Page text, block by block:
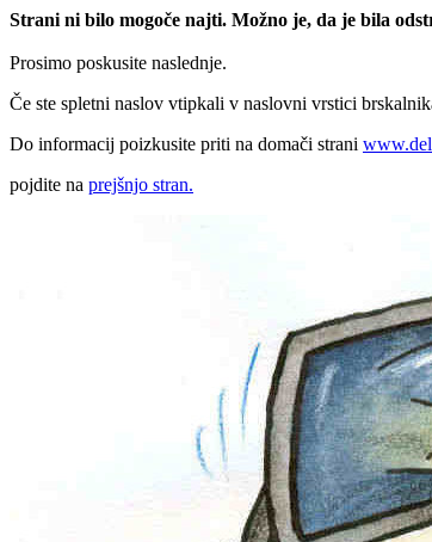
Strani ni bilo mogoče najti. Možno je, da je bila
Prosimo poskusite naslednje.
Če ste spletni naslov vtipkali v naslovni vrstici
Do informacij poizkusite priti na domači strani
pojdite na prejšnjo stran.